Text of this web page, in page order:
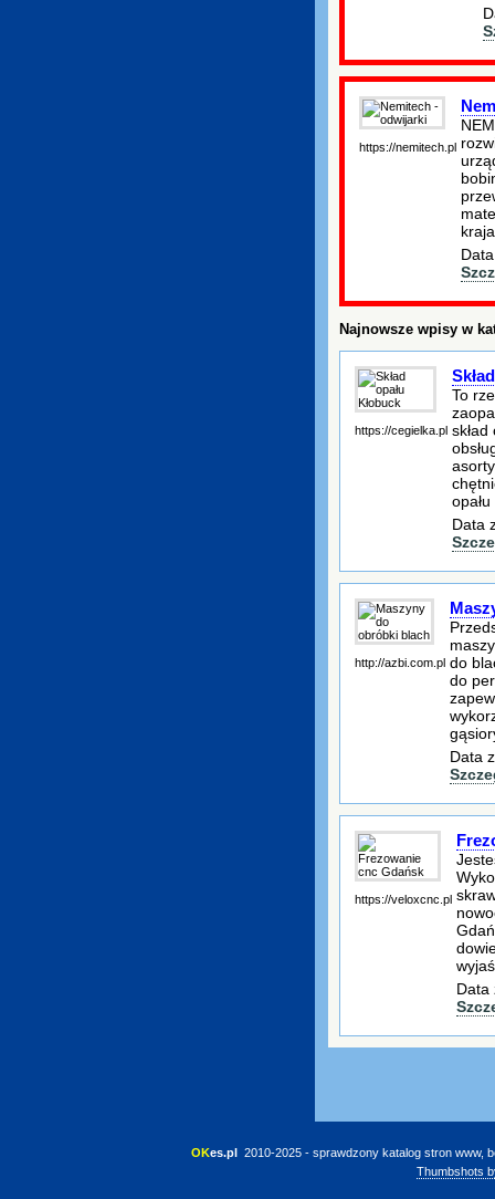
https://nemitech.pl
Najnowsze wpisy w
https://cegielka.pl
To
Data
http://azbi.com.pl do
do
Data
https://veloxcnc.pl
Data
OKes.pl
 2010-2025 - sprawdzony katalog stron www,
Thumbshots